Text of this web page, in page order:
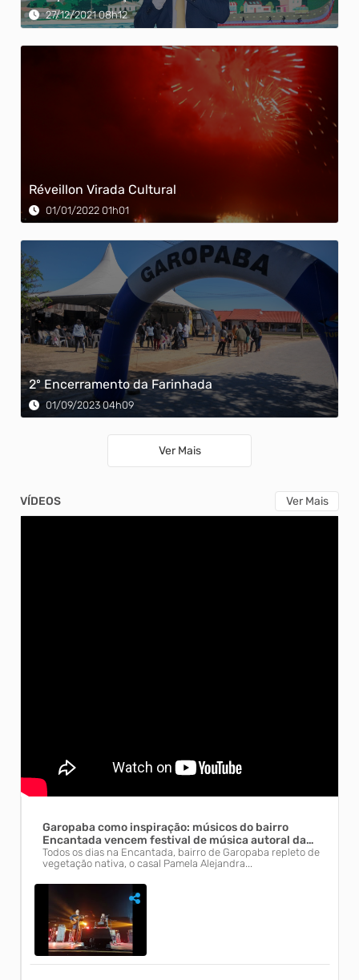
27/12/2021 08h12
Réveillon Virada Cultural
01/01/2022 01h01
2º Encerramento da Farinhada
01/09/2023 04h09
Ver Mais
VÍDEOS Ver Mais
Garopaba como inspiração: músicos do bairro
Encantada vencem festival de música autoral da
região
Todos os dias na Encantada, bairro de Garopaba repleto de
vegetação nativa, o casal Pamela Alejandra...